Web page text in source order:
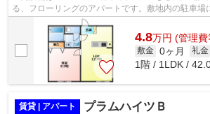
る、フローリングのアパートです。敷地内の駐車場
ご利用ください。一口コンロが付いたア...
4.8万円 (管理
敷金 0ヶ月 礼金
1階 / 1LDK /
賃貸 | アパート プラムハイツＢ